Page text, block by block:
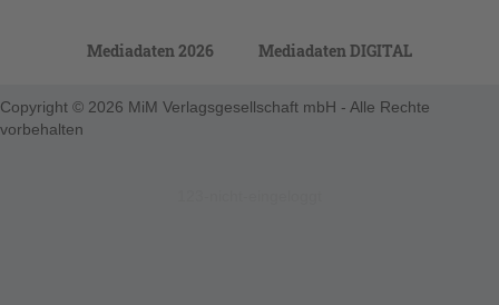
Mediadaten 2026 Mediadaten DIGITAL
Copyright © 2026 MiM Verlagsgesellschaft mbH - Alle Rechte
vorbehalten